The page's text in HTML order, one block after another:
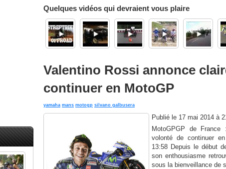
Quelques vidéos qui devraient vous plaire
Valentino Rossi annonce
continuer en MotoGP
yamaha mans motogp silvano galbusera
Publié le 17 mai 2014 à
MotoGPGP de
volonté de continuer
13:58 Depuis le début
son enthousiasme
sous la bienveillance de